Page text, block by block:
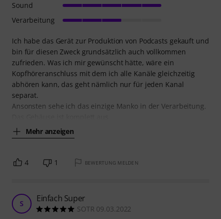
Ich habe das Gerät zur Produktion von Podcasts gekauft und
bin für diesen Zweck grundsätzlich auch vollkommen
zufrieden. Was ich mir gewünscht hätte, wäre ein
Kopfhöreranschluss mit dem ich alle Kanäle gleichzeitig
abhören kann, das geht nämlich nur für jeden Kanal
separat.
Ansonsten sehe ich das einzige Manko in der Verarbeitung.
Mehr anzeigen
Sound
Verarbeitung
4 1 BEWERTUNG MELDEN
S Einfach Super
SOTR 09.03.2022